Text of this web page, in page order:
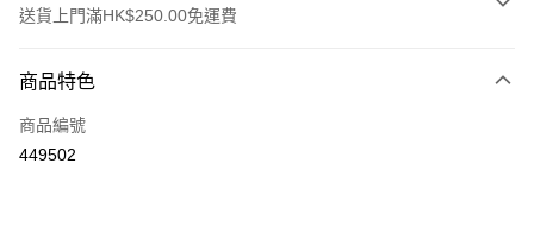
送貨上門滿HK$250.00免運費
信用卡
Apple Pay
商品特色
商品編號
449502